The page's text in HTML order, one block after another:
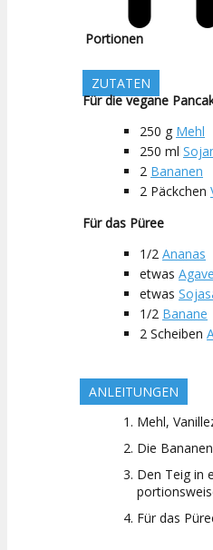
Portionen
ZUTATEN
Für die vegane
250 g Mehl
250 ml
2 Bananen
2 Päckchen
Für das Püree
1/2 Ananas
etwas
etwas
1/2 Banane
2 Scheiben
ANLEITUNGEN
Mehl,
Die
Den Teig in
Für das